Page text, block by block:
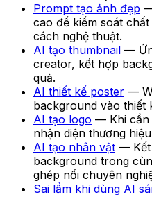
Prompt tạo ảnh đẹp
cao để kiểm soát
cách nghệ thuật.
AI tạo thumbnail —
creator, kết hợp
quả.
AI thiết kế poster —
background vào thiết
AI tạo logo — Khi cần
nhận diện thương
AI tạo nhân vật — Kết
background trong
ghép nối chuyên
Sai lầm khi dùng AI